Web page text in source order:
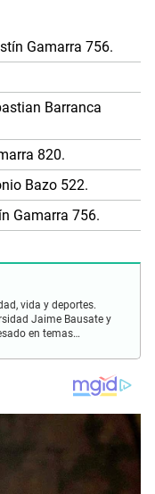
Gamarra 756.
Barranca
820.
Bazo 522.
Gamarra 756.
vida y deportes.
Jaime Bausate y
en temas